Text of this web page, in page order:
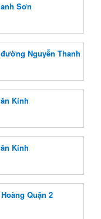
Sơn
Nguyễn Thanh
Kỉnh
Kỉnh
Quận 2